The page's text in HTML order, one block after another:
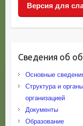
Версия для
Сведения об
Основные
Структура и
организацией
Документы
Образование